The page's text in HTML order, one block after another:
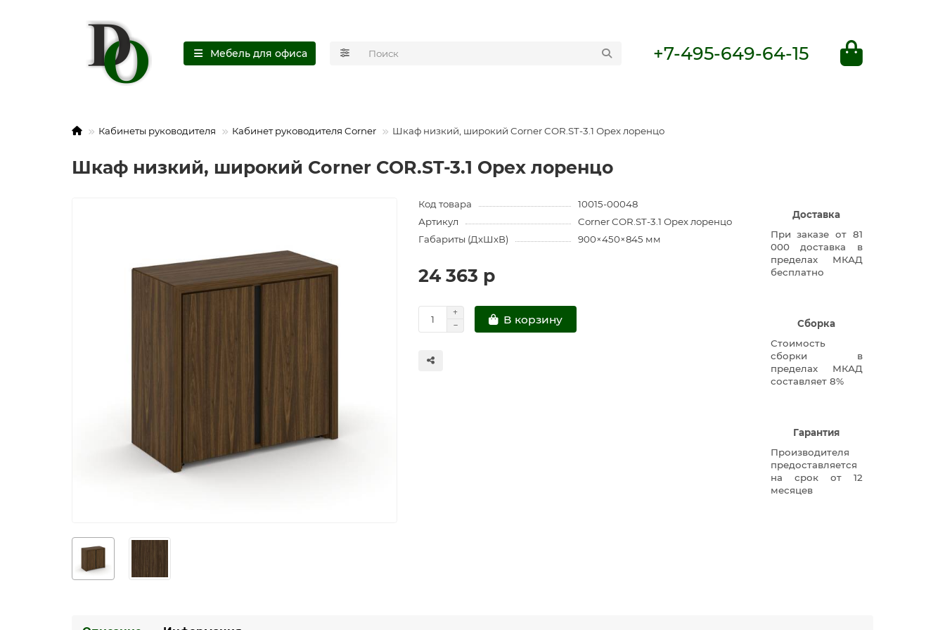
Мебель для офиса +7-495-649-64-15
Кабинеты руководителя Кабинет руководителя Corner Шкаф низкий, широкий Corner COR.ST-3.1 Орех лоренцо
Шкаф низкий, широкий Corner COR.ST-3.1 Орех лоренцо
Код товара
10015-00048
Артикул
Corner COR.ST-3.1 Орех лоренцо
Габариты (ДхШхВ)
900×450×845 мм
24 363 р
В корзину
Доставка
При заказе от 81
000 доставка в
пределах МКАД
бесплатно
Сборка
Стоимость
сборки в
пределах МКАД
составляет 8%
Гарантия
Производителя
предоставляется
на срок от 12
месяцев